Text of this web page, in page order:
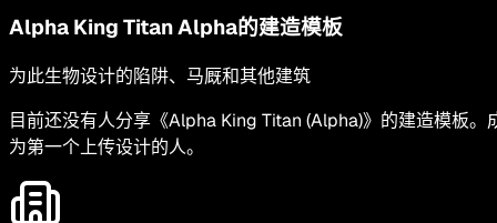
Alpha King Titan Alpha的建造模板
为此生物设计的陷阱、马厩和其他建筑
目前还没有人分享《Alpha King Titan (Alpha)》的建造模板。
为第一个上传设计的人。